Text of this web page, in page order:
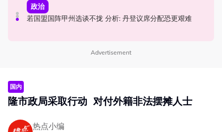
社会
机师涉运毒被捕 | 内阁下令强化机场安全防线 内政部、交
政治
若国盟国阵甲州选谈不拢 分析: 丹登议席分配恐更艰难
政治
反驳伊党“土团自动退出论” 慕尤丁前机要秘书晒章程打脸
Advertisement
国内
隆市政局采取行动 对付外籍非法摆摊人士
热点小编